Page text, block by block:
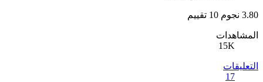
3.80 نجوم 10 تقييم
المشاهدات
15K
التعليقات
17